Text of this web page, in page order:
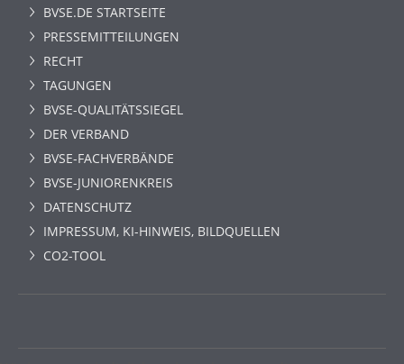
BVSE.DE STARTSEITE
PRESSEMITTEILUNGEN
RECHT
TAGUNGEN
BVSE-QUALITÄTSSIEGEL
DER VERBAND
BVSE-FACHVERBÄNDE
BVSE-JUNIORENKREIS
DATENSCHUTZ
IMPRESSUM, KI-HINWEIS, BILDQUELLEN
CO2-TOOL